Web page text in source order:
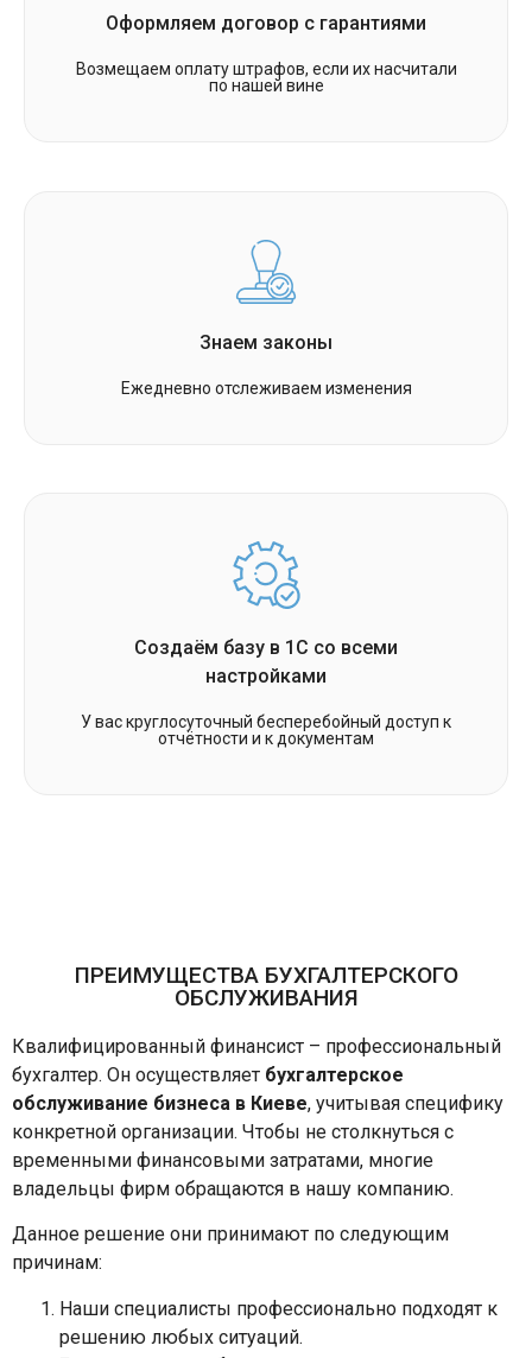
Оформляем договор с гарантиями
Возмещаем оплату штрафов, если их насчитали
по нашей вине
Знаем законы
Ежедневно отслеживаем изменения
Создаём базу в 1С со всеми
настройками
У вас круглосуточный бесперебойный доступ к
отчётности и к документам
ПРЕИМУЩЕСТВА БУХГАЛТЕРСКОГО
ОБСЛУЖИВАНИЯ
Квалифицированный финансист – профессиональный
бухгалтер. Он осуществляет бухгалтерское
обслуживание бизнеса в Киеве, учитывая специфику
конкретной организации. Чтобы не столкнуться с
временными финансовыми затратами, многие
владельцы фирм обращаются в нашу компанию.
Данное решение они принимают по следующим
причинам:
Наши специалисты профессионально подходят к
решению любых ситуаций.